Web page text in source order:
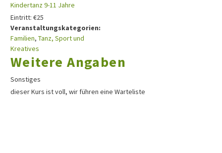
Kindertanz 9-11 Jahre
Eintritt: €25
Veranstaltungskategorien:
Familien, Tanz, Sport und
Kreatives
Weitere Angaben
Sonstiges
dieser Kurs ist voll, wir führen eine Warteliste